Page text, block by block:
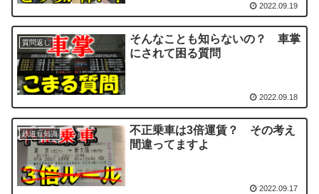
2022.09.19
質問返し
そんなことも知らないの？ 車掌
にされて困る質問
2022.09.18
鉄道豆知識
不正乗車は3倍運賃？ その考え
間違ってますよ
2022.09.17